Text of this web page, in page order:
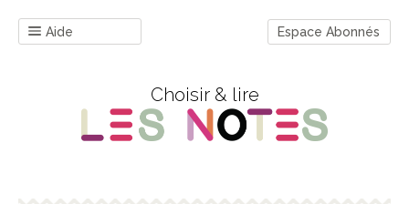
Aide Espace Abonnés
Choisir & lire